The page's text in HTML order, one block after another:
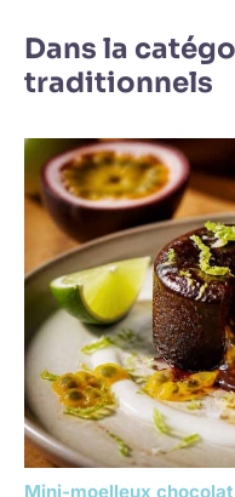
Dans la
traditionnels
Mini-moelleux